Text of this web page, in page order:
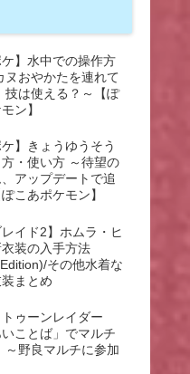
ケ】水中での操作方
ヌおやかたを連れて
技は使える？～【ぽ
ン】
ケ】きょうゆうそう
・使い方 ～待望の
アップデートで追
こあポケモン】
レイド2】ホムラ・ヒ
装の入手方法
その他水着な
まとめ
トゥーンレイダー
ことば」でマルチ
～野良マルチに参加